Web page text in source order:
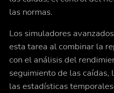
las normas.
Los simuladores
esta tarea al combinar la
con el análisis del
seguimiento de las caídas,
las estadísticas